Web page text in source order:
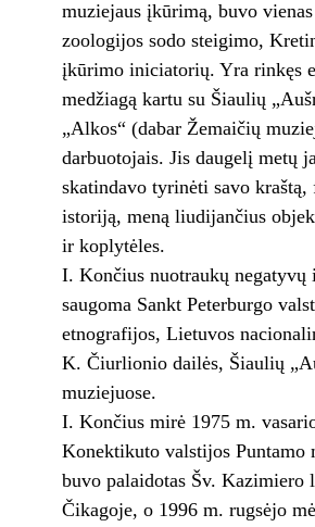
muziejaus įkūrimą, buvo
zoologijos sodo steigimo,
įkūrimo iniciatorių. Yra rinkęs
medžiagą kartu su Šiaulių
„Alkos“ (dabar Žemaičių
darbuotojais. Jis daugelį metų
skatindavo tyrinėti savo
istoriją, meną liudijančius
ir koplytėles.
I. Končius nuotraukų negatyvų
saugoma Sankt Peterburgo
etnografijos, Lietuvos
K. Čiurlionio dailės, Šiaulių
muziejuose.
I. Končius mirė 1975 m.
Konektikuto valstijos Puntamo
buvo palaidotas Šv. Kazimiero
Čikagoje, o 1996 m. rugsėjo